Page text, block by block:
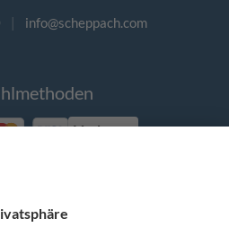
| info@scheppach.com
Vorkasse